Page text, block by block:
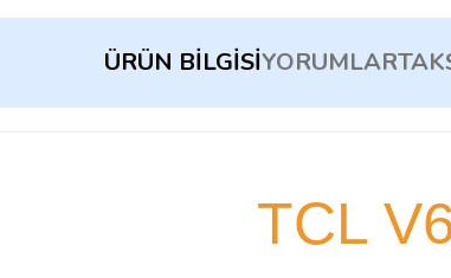
ÜRÜN BILGISIYORUMLAR
TCL